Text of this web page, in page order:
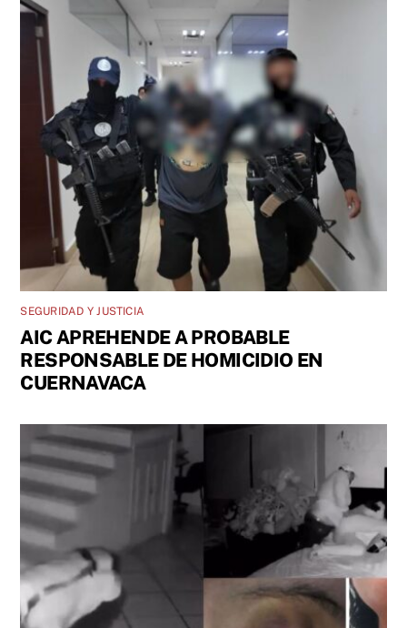
SEGURIDAD Y JUSTICIA
AIC APREHENDE A PROBABLE
RESPONSABLE DE HOMICIDIO EN
CUERNAVACA